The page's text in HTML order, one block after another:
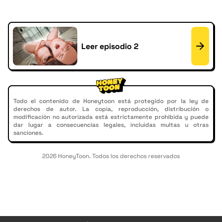
Leer episodio 2
Todo el contenido de Honeytoon está protegido por la ley de
derechos de autor. La copia, reproducción, distribución o
modificación no autorizada está estrictamente prohibida y puede
dar lugar a consecuencias legales, incluidas multas u otras
sanciones.
2026 HoneyToon. Todos los derechos reservados